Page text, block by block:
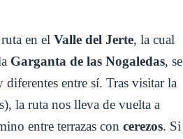
ruta en elValle del Jerte, la cual
Garganta de las Nogaledas, se
diferentes entre sí. Tras visitar la
la ruta nos lleva de vuelta a
entre terrazas concerezos. Si